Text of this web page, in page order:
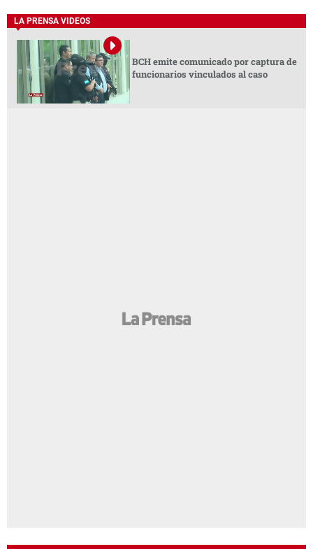
LA PRENSA VIDEOS
BCH emite comunicado por captura de
funcionarios vinculados al caso